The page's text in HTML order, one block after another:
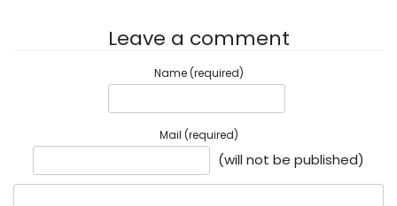
Leave a comment
Name (required)
Mail (required)
(will not be published)